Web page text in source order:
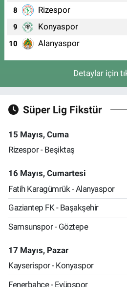
8 Rizespor
9 Konyaspor
10 Alanyaspor
Detaylar için
Süper Lig Fikstür
15 Mayıs, Cuma
Rizespor - Beşiktaş
16 Mayıs, Cumartesi
Fatih Karagümrük - Alanyaspor
Gaziantep FK - Başakşehir
Samsunspor - Göztepe
17 Mayıs, Pazar
Kayserispor - Konyaspor
Fenerbahçe - Eyüpspor